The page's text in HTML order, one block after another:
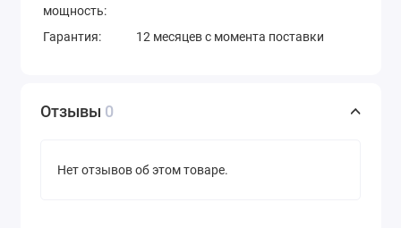
мощность:
Гарантия: 12 месяцев с момента поставки
Отзывы 0
Нет отзывов об этом товаре.